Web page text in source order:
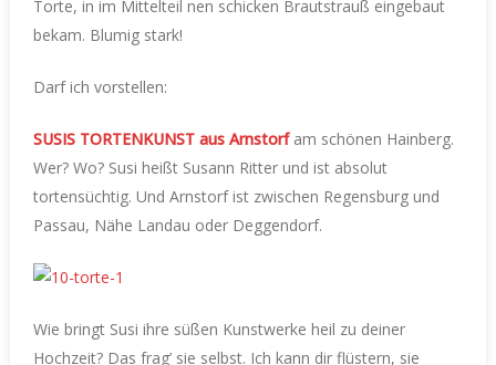
Torte, in im Mittelteil nen schicken Brautstrauß eingebaut
bekam. Blumig stark!
Darf ich vorstellen:
SUSIS TORTENKUNST aus Arnstorfam schönen Hainberg.
Wer? Wo? Susi heißt Susann Ritter und ist absolut
tortensüchtig. Und Arnstorf ist zwischen Regensburg und
Passau, Nähe Landau oder Deggendorf.
Wie bringt Susi ihre süßen Kunstwerke heil zu deiner
Hochzeit? Das frag’ sie selbst. Ich kann dir flüstern, sie